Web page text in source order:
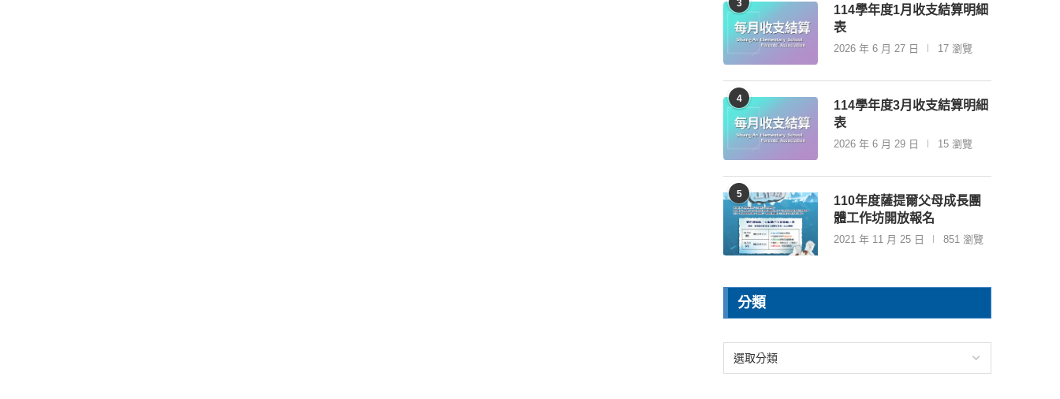
3
114學年度1月收支結算明細
表
2026 年 6 月 27 日 17 瀏覽
4
114學年度3月收支結算明細
表
2026 年 6 月 29 日 15 瀏覽
5
110年度薩提爾父母成長團
體工作坊開放報名
2021 年 11 月 25 日 851 瀏覽
分類